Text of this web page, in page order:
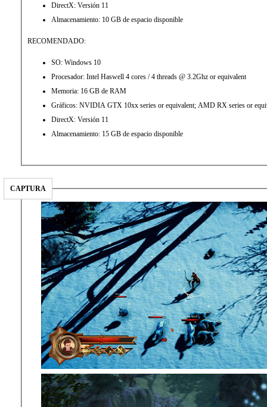
DirectX: Versión 11
Almacenamiento: 10 GB de espacio disponible
RECOMENDADO:
SO: Windows 10
Procesador: Intel Haswell 4 cores / 4 threads @ 3.2Ghz or equivalent
Memoria: 16 GB de RAM
Gráficos: NVIDIA GTX 10xx series or equivalent; AMD RX series or
DirectX: Versión 11
Almacenamiento: 15 GB de espacio disponible
CAPTURA